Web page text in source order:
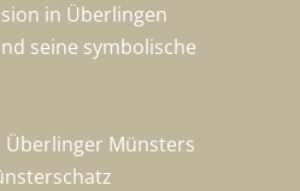
in Überlingen
seine symbolische
Münsters